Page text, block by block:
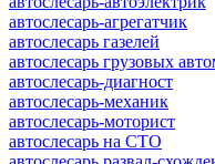
автослесарь-агрегатчик
автослесарь газелей
автослесарь грузовых
автослесарь-диагност
автослесарь-механик
автослесарь-моторист
автослесарь на СТО